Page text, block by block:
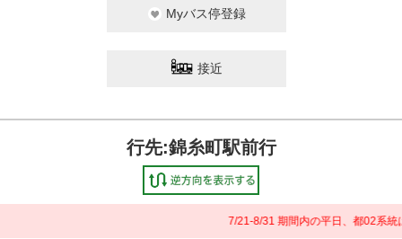
Myバス停登録
接近
行先:錦糸町駅前行
7/21-8/31 期間内の平日、都02系統